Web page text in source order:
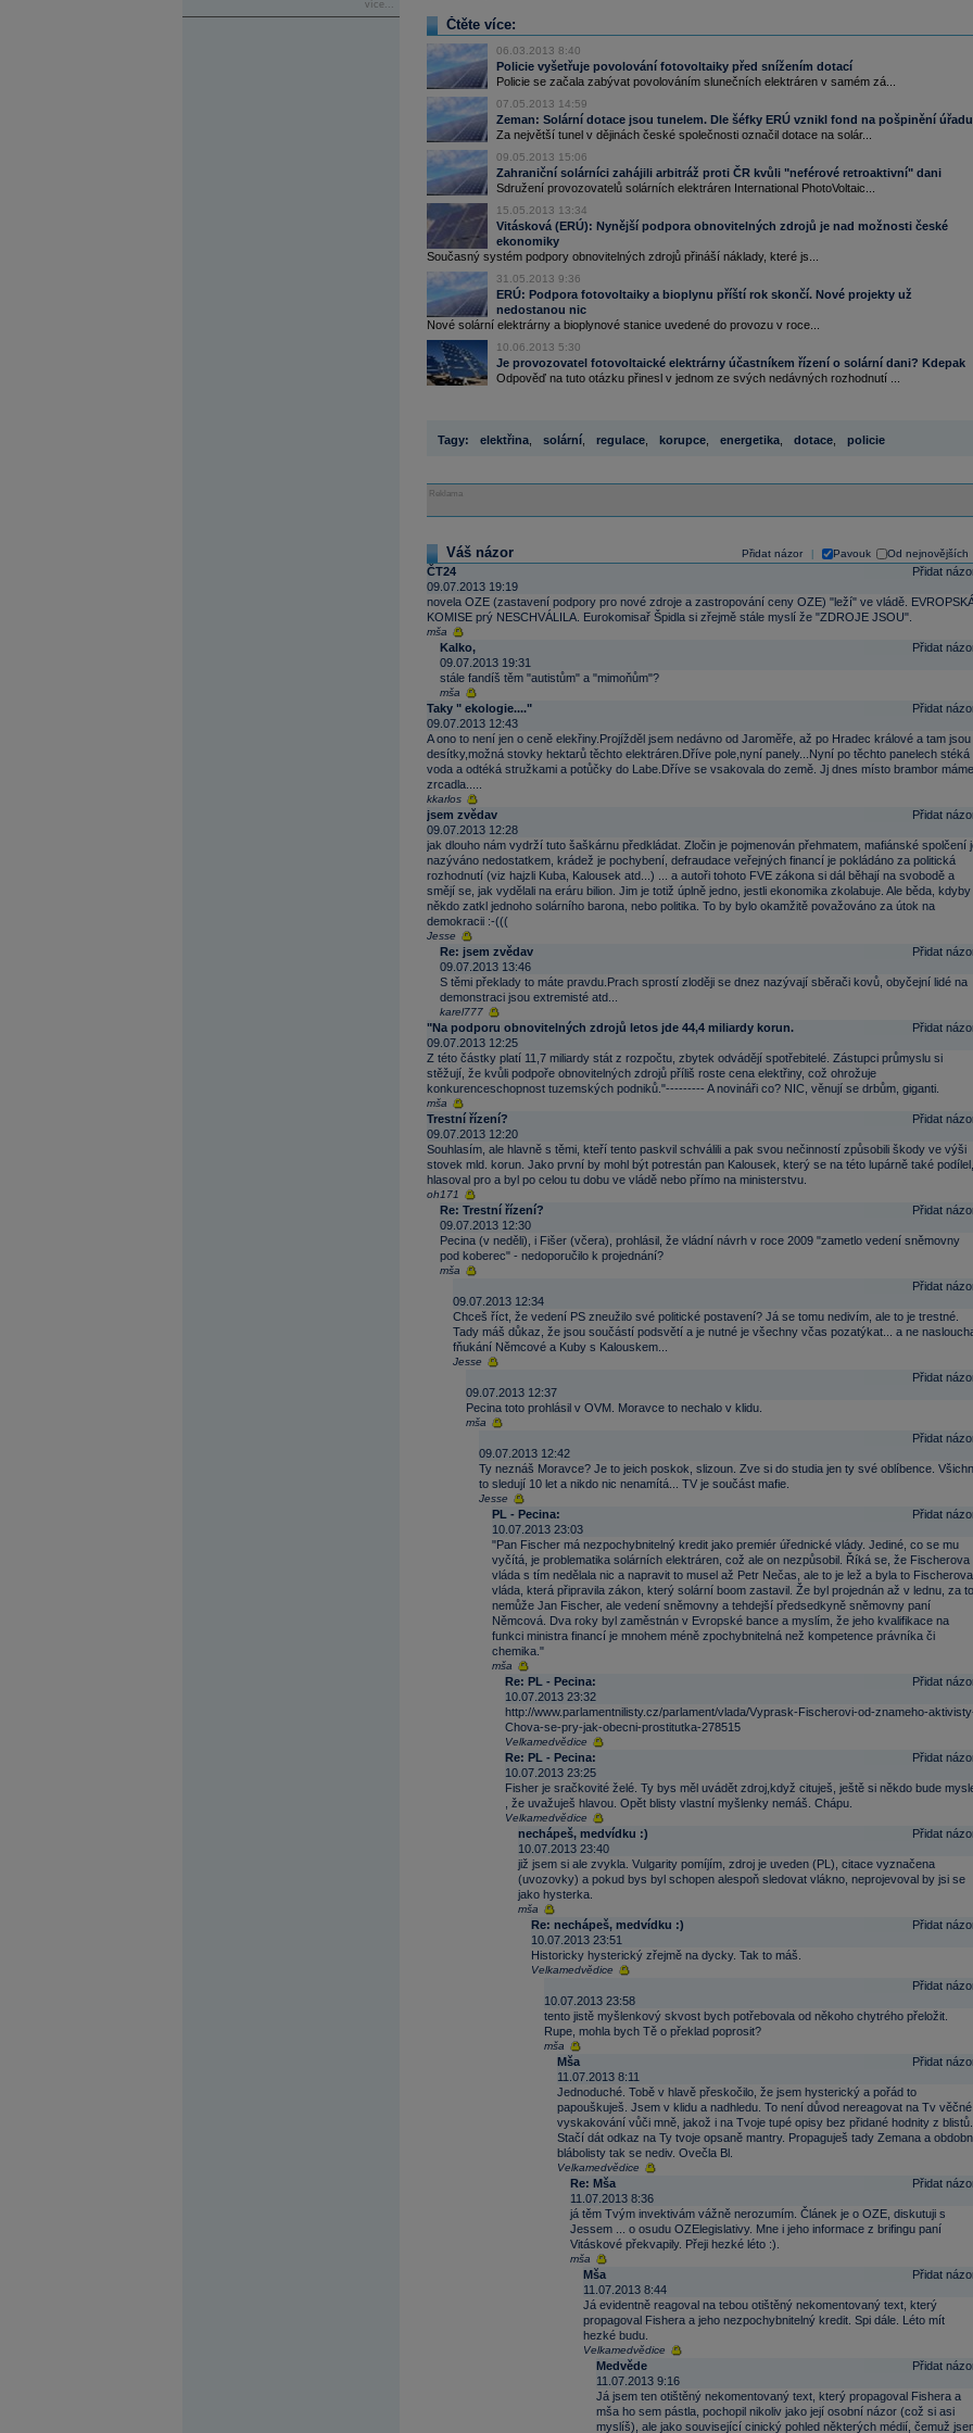
více...
Čtěte více:
06.03.2013 8:40
Policie vyšetřuje povolování fotovoltaiky před snížením dotací
Policie se začala zabývat povolováním slunečních elektráren v samém zá...
07.05.2013 14:59
Zeman: Solární dotace jsou tunelem. Dle šéfky ERÚ vznikl fond na pošpinění úřadu
Za největší tunel v dějinách české společnosti označil dotace na solár...
09.05.2013 15:06
Zahraniční solárníci zahájili arbitráž proti ČR kvůli "neférové retroaktivní" dani
Sdružení provozovatelů solárních elektráren International PhotoVoltaic...
15.05.2013 13:34
Vitásková (ERÚ): Nynější podpora obnovitelných zdrojů je nad možnosti české
ekonomiky
Současný systém podpory obnovitelných zdrojů přináší náklady, které js...
31.05.2013 9:36
ERÚ: Podpora fotovoltaiky a bioplynu příští rok skončí. Nové projekty už
nedostanou nic
Nové solární elektrárny a bioplynové stanice uvedené do provozu v roce...
10.06.2013 5:30
Je provozovatel fotovoltaické elektrárny účastníkem řízení o solární dani? Kdepak
Odpověď na tuto otázku přinesl v jednom ze svých nedávných rozhodnutí ...
Tagy: elektřina, solární, regulace, korupce, energetika, dotace, policie
Reklama
Přidat názor Pavouk Od nejnovějších
Váš názor
Přidat
ČT24
09.07.2013 19:19
novela OZE (zastavení podpory pro nové zdroje a zastropování ceny OZE) "leží" ve vládě.
KOMISE prý NESCHVÁLILA. Eurokomisař Špidla si zřejmě stále myslí že "ZDROJE JSOU".
mša
Přidat
Kalko,
09.07.2013 19:31
stále fandíš těm "autistům" a "mimoňům"?
mša
Přidat
Taky " ekologie...."
09.07.2013 12:43
A ono to není jen o ceně elekřiny.Projížděl jsem nedávno od Jaroměře, až po Hradec králové a tam jsou
desítky,možná stovky hektarů těchto elektráren.Dříve pole,nyní panely...Nyní po těchto panelech stéká
voda a odtéká stružkami a potůčky do Labe.Dříve se vsakovala do země. Jj dnes místo brambor máme
zrcadla.....
kkarlos
Přidat
jsem zvědav
09.07.2013 12:28
jak dlouho nám vydrží tuto šaškárnu předkládat. Zločin je pojmenován přehmatem, mafiánské spolčení
nazýváno nedostatkem, krádež je pochybení, defraudace veřejných financí je pokládáno za politická
rozhodnutí (viz hajzli Kuba, Kalousek atd...) ... a autoři tohoto FVE zákona si dál běhají na svobodě a
smějí se, jak vydělali na eráru bilion. Jim je totiž úplně jedno, jestli ekonomika zkolabuje. Ale běda, kdyby
někdo zatkl jednoho solárního barona, nebo politika. To by bylo okamžitě považováno za útok na
demokracii :-(((
Jesse
Přidat
Re: jsem zvědav
09.07.2013 13:46
S těmi překlady to máte pravdu.Prach sprostí zloději se dnez nazývají sběrači kovů, obyčejní lidé na
demonstraci jsou extremisté atd...
karel777
Přidat
"Na podporu obnovitelných zdrojů letos jde 44,4 miliardy korun.
09.07.2013 12:25
Z této částky platí 11,7 miliardy stát z rozpočtu, zbytek odvádějí spotřebitelé. Zástupci průmyslu si
stěžují, že kvůli podpoře obnovitelných zdrojů příliš roste cena elektřiny, což ohrožuje
konkurenceschopnost tuzemských podniků."--------- A novináři co? NIC, věnují se drbům, giganti.
mša
Přidat
Trestní řízení?
09.07.2013 12:20
Souhlasím, ale hlavně s těmi, kteří tento paskvil schválili a pak svou nečinností způsobili škody ve výši
stovek mld. korun. Jako první by mohl být potrestán pan Kalousek, který se na této lupárně také podílel,
hlasoval pro a byl po celou tu dobu ve vládě nebo přímo na ministerstvu.
oh171
Přidat
Re: Trestní řízení?
09.07.2013 12:30
Pecina (v neděli), i Fišer (včera), prohlásil, že vládní návrh v roce 2009 "zametlo vedení sněmovny
pod koberec" - nedoporučilo k projednání?
mša
Přidat
09.07.2013 12:34
Chceš říct, že vedení PS zneužilo své politické postavení? Já se tomu nedivím, ale to je trestné.
Tady máš důkaz, že jsou součástí podsvětí a je nutné je všechny včas pozatýkat... a ne
fňukání Němcové a Kuby s Kalouskem...
Jesse
Přidat
09.07.2013 12:37
Pecina toto prohlásil v OVM. Moravce to nechalo v klidu.
mša
Přidat
09.07.2013 12:42
Ty neznáš Moravce? Je to jeich poskok, slizoun. Zve si do studia jen ty své oblíbence.
to sledují 10 let a nikdo nic nenamítá... TV je součást mafie.
Jesse
Přidat
PL - Pecina:
10.07.2013 23:03
"Pan Fischer má nezpochybnitelný kredit jako premiér úřednické vlády. Jediné, co se mu
vyčítá, je problematika solárních elektráren, což ale on nezpůsobil. Říká se, že Fischerova
vláda s tím nedělala nic a napravit to musel až Petr Nečas, ale to je lež a byla to Fischerova
vláda, která připravila zákon, který solární boom zastavil. Že byl projednán až v lednu, za to
nemůže Jan Fischer, ale vedení sněmovny a tehdejší předsedkyně sněmovny paní
Němcová. Dva roky byl zaměstnán v Evropské bance a myslím, že jeho kvalifikace na
funkci ministra financí je mnohem méně zpochybnitelná než kompetence právníka či
chemika."
mša
Přidat
Re: PL - Pecina:
10.07.2013 23:32
http://www.parlamentnilisty.cz/parlament/vlada/Vyprask-Fischerovi-od-znameho-
Chova-se-pry-jak-obecni-prostitutka-278515
Velkamedvědice
Přidat
Re: PL - Pecina:
10.07.2013 23:25
Fisher je sračkovité želé. Ty bys měl uvádět zdroj,když cituješ, ještě si někdo bude
, že uvažuješ hlavou. Opět blisty vlastní myšlenky nemáš. Chápu.
Velkamedvědice
Přidat
nechápeš, medvídku :)
10.07.2013 23:40
již jsem si ale zvykla. Vulgarity pomíjím, zdroj je uveden (PL), citace vyznačena
(uvozovky) a pokud bys byl schopen alespoň sledovat vlákno, neprojevoval by jsi se
jako hysterka.
mša
Přidat
Re: nechápeš, medvídku :)
10.07.2013 23:51
Historicky hysterický zřejmě na dycky. Tak to máš.
Velkamedvědice
Přidat
10.07.2013 23:58
tento jistě myšlenkový skvost bych potřebovala od někoho chytrého přeložit.
Rupe, mohla bych Tě o překlad poprosit?
mša
Přidat
Mša
11.07.2013 8:11
Jednoduché. Tobě v hlavě přeskočilo, že jsem hysterický a pořád to
papouškuješ. Jsem v klidu a nadhledu. To není důvod nereagovat na Tv věčné
vyskakování vůči mně, jakož i na Tvoje tupé opisy bez přidané hodnity z blistů.
Stačí dát odkaz na Ty tvoje opsaně mantry. Propaguješ tady Zemana a
blábolisty tak se nediv. Ovečla Bl.
Velkamedvědice
Přidat
Re: Mša
11.07.2013 8:36
já těm Tvým invektivám vážně nerozumím. Článek je o OZE, diskutuji s
Jessem ... o osudu OZElegislativy. Mne i jeho informace z brifingu paní
Vitáskové překvapily. Přeji hezké léto :).
mša
Přidat
Mša
11.07.2013 8:44
Já evidentně reagoval na tebou otištěný nekomentovaný text, který
propagoval Fishera a jeho nezpochybnitelný kredit. Spi dále. Léto mít
hezké budu.
Velkamedvědice
Přidat
Medvěde
11.07.2013 9:16
Já jsem ten otištěný nekomentovaný text, který propagoval Fishera a
mša ho sem pástla, pochopil nikoliv jako její osobní názor (což si asi
myslíš), ale jako související cinický pohled některých médií, čemuž